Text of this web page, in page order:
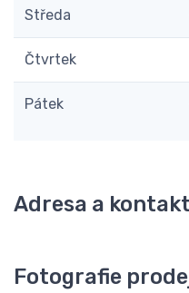
Středa
Čtvrtek
Pátek
Adresa a
Fotografie